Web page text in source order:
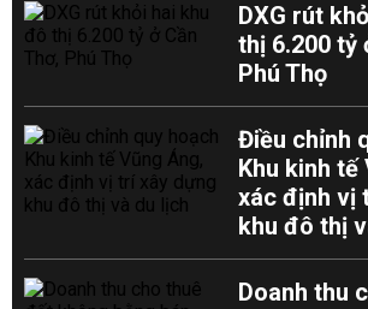
DXG rút
thị 6.200 tỷ
Phú Thọ
Điều chỉnh
Khu kinh tế
xác định vị
khu đô thị
Doanh thu